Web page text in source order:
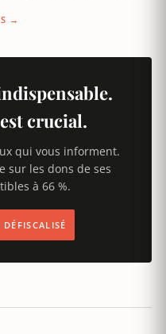
→
crucial.
qui vous informent.
sur les dons de ses
à 66 %.